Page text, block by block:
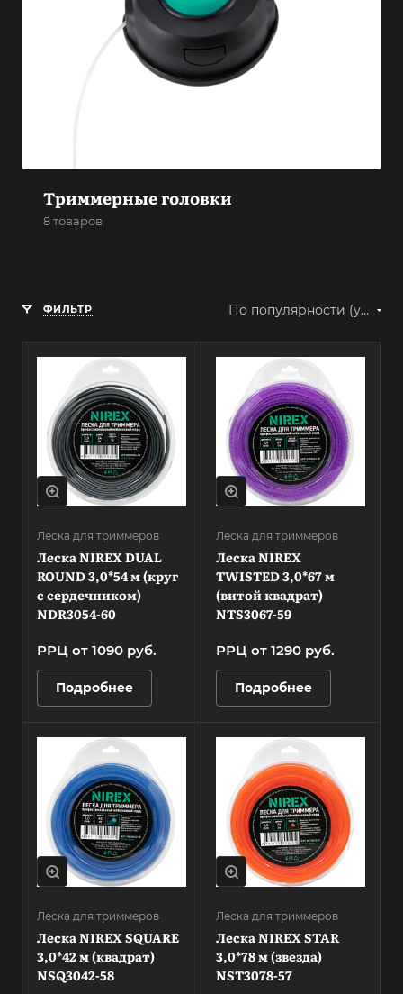
Триммерные головки
8 товаров
ФИЛЬТР По популярности (убывание)
Леска для триммеров
Леска NIREX DUAL
ROUND 3,0*54 м (круг
с сердечником)
NDR3054-60
РРЦ от 1090 руб.
Подробнее
Леска для триммеров
Леска NIREX
TWISTED 3,0*67 м
(витой квадрат)
NTS3067-59
РРЦ от 1290 руб.
Подробнее
Леска для триммеров
Леска NIREX SQUARE
3,0*42 м (квадрат)
NSQ3042-58
Леска для триммеров
Леска NIREX STAR
3,0*78 м (звезда)
NST3078-57